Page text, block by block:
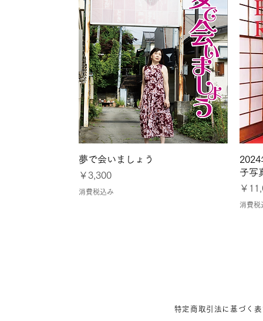
クイックビュー
夢で会いましょう
価格
￥3,300
消費税込み
2024
子写
価格
￥
消費税
特定商取引法に基づく